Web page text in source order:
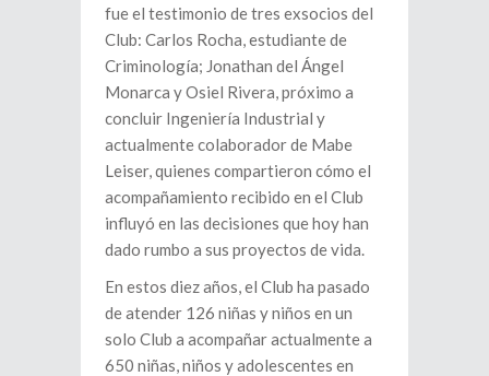
fue el testimonio de tres exsocios del
Club: Carlos Rocha, estudiante de
Criminología; Jonathan del Ángel
Monarca y Osiel Rivera, próximo a
concluir Ingeniería Industrial y
actualmente colaborador de Mabe
Leiser, quienes compartieron cómo el
acompañamiento recibido en el Club
influyó en las decisiones que hoy han
dado rumbo a sus proyectos de vida.
En estos diez años, el Club ha pasado
de atender 126 niñas y niños en un
solo Club a acompañar actualmente a
650 niñas, niños y adolescentes en